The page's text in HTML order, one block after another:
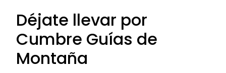
Déjate llevar por
Cumbre Guías de
Montaña